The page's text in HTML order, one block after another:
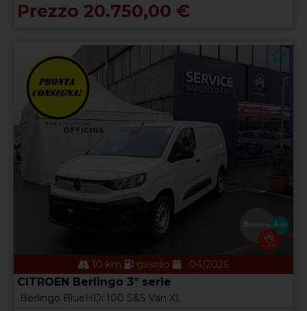
Prezzo 20.750,00 €
10 km gasolio 04/2026
CITROEN Berlingo 3ª serie
Berlingo BlueHDi 100 S&S Van XL